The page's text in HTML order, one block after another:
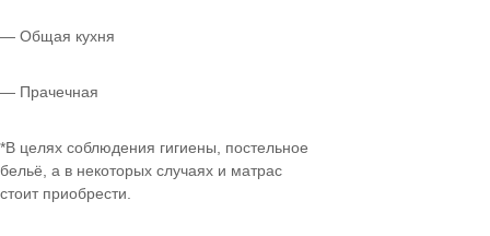
— Общая кухня
— Прачечная
*В целях соблюдения гигиены, постельное
бельё, а в некоторых случаях и матрас
стоит приобрести.